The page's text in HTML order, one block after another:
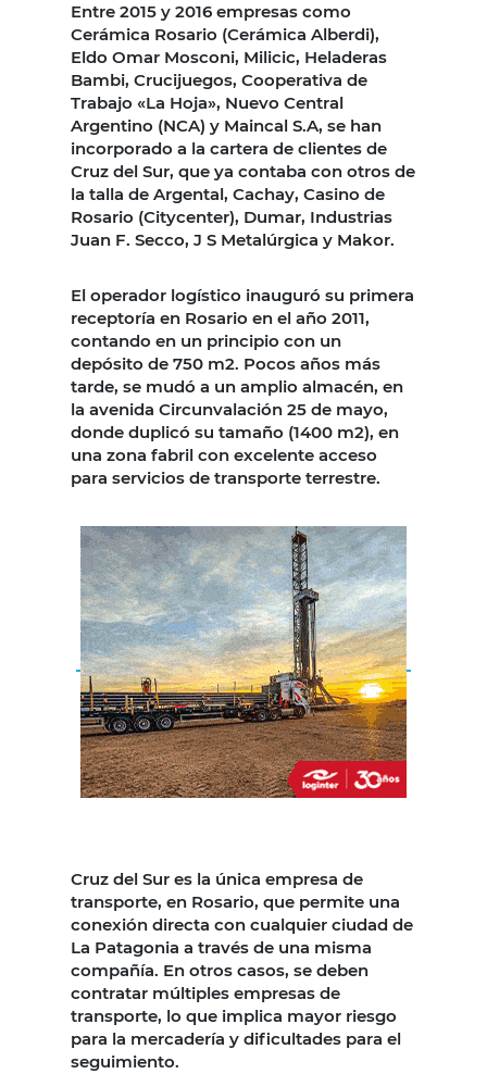
Entre 2015 y 2016 empresas como
Cerámica Rosario (Cerámica Alberdi),
Eldo Omar Mosconi, Milicic, Heladeras
Bambi, Crucijuegos, Cooperativa de
Trabajo «La Hoja», Nuevo Central
Argentino (NCA) y Maincal S.A, se han
incorporado a la cartera de clientes de
Cruz del Sur, que ya contaba con otros de
la talla de Argental, Cachay, Casino de
Rosario (Citycenter), Dumar, Industrias
Juan F. Secco, J S Metalúrgica y Makor.
El operador logístico inauguró su primera
receptoría en Rosario en el año 2011,
contando en un principio con un
depósito de 750 m2. Pocos años más
tarde, se mudó a un amplio almacén, en
la avenida Circunvalación 25 de mayo,
donde duplicó su tamaño (1400 m2), en
una zona fabril con excelente acceso
para servicios de transporte terrestre.
Cruz del Sur es la única empresa de
transporte, en Rosario, que permite una
conexión directa con cualquier ciudad de
La Patagonia a través de una misma
compañía. En otros casos, se deben
contratar múltiples empresas de
transporte, lo que implica mayor riesgo
para la mercadería y dificultades para el
seguimiento.